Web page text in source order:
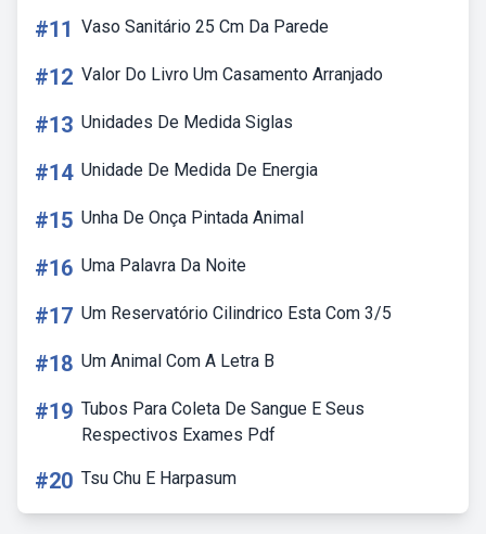
#11 Vaso Sanitário 25 Cm Da Parede
#12 Valor Do Livro Um Casamento Arranjado
#13 Unidades De Medida Siglas
#14 Unidade De Medida De Energia
#15 Unha De Onça Pintada Animal
#16 Uma Palavra Da Noite
#17 Um Reservatório Cilindrico Esta Com 3/5
#18 Um Animal Com A Letra B
#19 Tubos Para Coleta De Sangue E Seus
Respectivos Exames Pdf
#20 Tsu Chu E Harpasum